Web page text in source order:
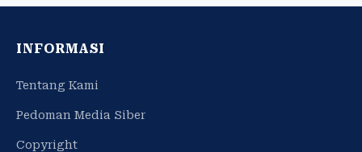
INFORMASI
Tentang Kami
Pedoman Media Siber
Copyright